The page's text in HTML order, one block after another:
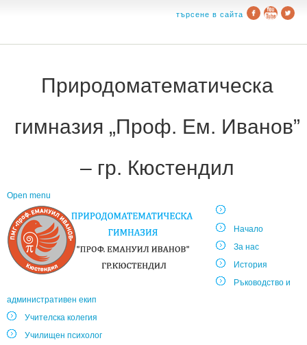
търсене в сайта
Природоматематическа
гимназия „Проф. Ем. Иванов”
– гр. Кюстендил
Open menu
Начало
За нас
История
Ръководство и
административен екип
Учителска колегия
Училищен психолог